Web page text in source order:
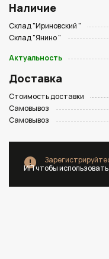
Наличие
Склад "Ириновский "
Склад "Янино "
Актуальность
Доставка
Стоимость доставки
Самовывоз
Самовывоз
ИП чтобы